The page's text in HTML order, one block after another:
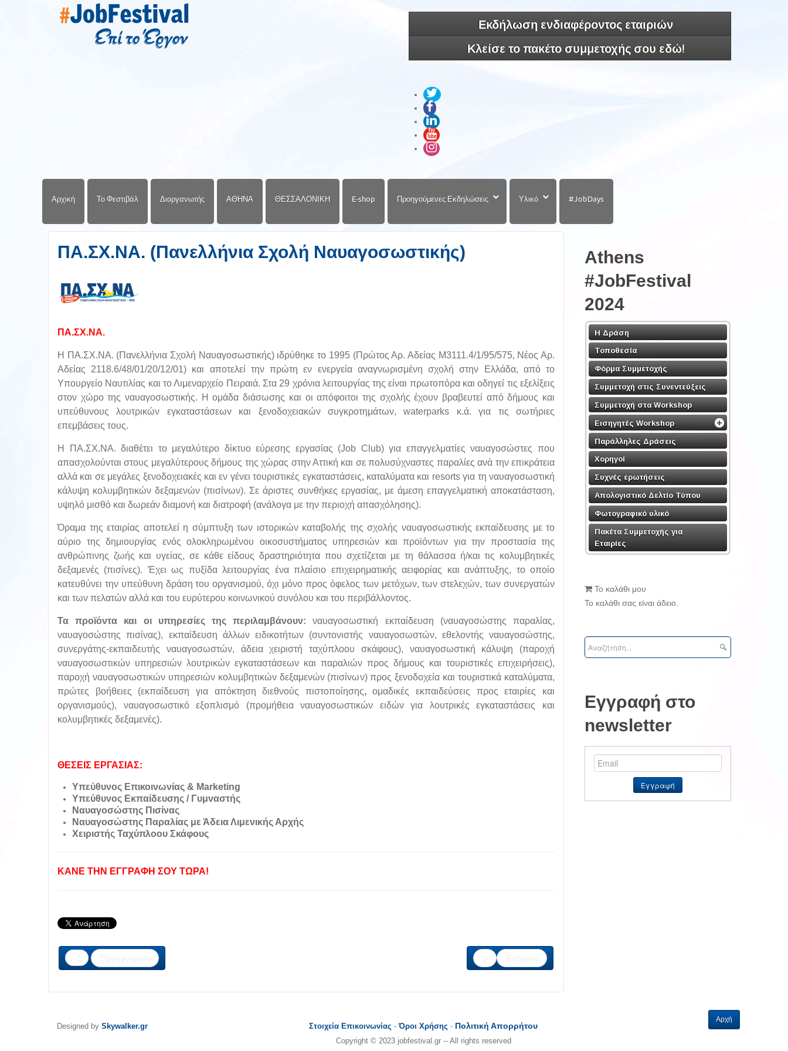
Εκδήλωση ενδιαφέροντος εταιριών
Κλείσε το πακέτο συμμετοχής σου εδώ!
Αρχική Το Φεστιβάλ Διοργανωτής ΑΘΗΝΑ ΘΕΣΣΑΛΟΝΙΚΗ E-shop Προηγούμενες Εκδηλώσεις Υλικό #JobDays
ΠΑ.ΣΧ.ΝΑ. (Πανελλήνια Σχολή Ναυαγοσωστικής)
ΠΑ.ΣΧ.ΝΑ.
Η ΠΑ.ΣΧ.ΝΑ. (Πανελλήνια Σχολή Ναυαγοσωστικής) ιδρύθηκε το 1995 (Πρώτος Αρ. Αδείας Μ3111.4/1/95/575, Νέος Αρ.
Αδείας 2118.6/48/01/20/12/01) και αποτελεί την πρώτη εν ενεργεία αναγνωρισμένη σχολή στην Ελλάδα, από το
Υπουργείο Ναυτιλίας και το Λιμεναρχείο Πειραιά. Στα 29 χρόνια λειτουργίας της είναι πρωτοπόρα και οδηγεί τις εξελίξεις
στον χώρο της ναυαγοσωστικής. Η ομάδα διάσωσης και οι απόφοιτοι της σχολής έχουν βραβευτεί από δήμους και
υπεύθυνους λουτρικών εγκαταστάσεων και ξενοδοχειακών συγκροτημάτων, waterparks κ.ά. για τις σωτήριες
επεμβάσεις τους.
Η ΠΑ.ΣΧ.ΝΑ. διαθέτει το μεγαλύτερο δίκτυο εύρεσης εργασίας (Job Club) για επαγγελματίες ναυαγοσώστες που
απασχολούνται στους μεγαλύτερους δήμους της χώρας στην Αττική και σε πολυσύχναστες παραλίες ανά την επικράτεια
αλλά και σε μεγάλες ξενοδοχειακές και εν γένει τουριστικές εγκαταστάσεις, καταλύματα και resorts για τη ναυαγοσωστική
κάλυψη κολυμβητικών δεξαμενών (πισίνων). Σε άριστες συνθήκες εργασίας, με άμεση επαγγελματική αποκατάσταση,
υψηλό μισθό και δωρεάν διαμονή και διατροφή (ανάλογα με την περιοχή απασχόλησης).
Όραμα της εταιρίας αποτελεί η σύμπτυξη των ιστορικών καταβολής της σχολής ναυαγοσωστικής εκπαίδευσης με το
αύριο της δημιουργίας ενός ολοκληρωμένου οικοσυστήματος υπηρεσιών και προϊόντων για την προστασία της
ανθρώπινης ζωής και υγείας, σε κάθε είδους δραστηριότητα που σχετίζεται με τη θάλασσα ή/και τις κολυμβητικές
δεξαμενές (πισίνες). Έχει ως πυξίδα λειτουργίας ένα πλαίσιο επιχειρηματικής αειφορίας και ανάπτυξης, το οποίο
κατευθύνει την υπεύθυνη δράση του οργανισμού, όχι μόνο προς όφελος των μετόχων, των στελεχών, των συνεργατών
και των πελατών αλλά και του ευρύτερου κοινωνικού συνόλου και του περιβάλλοντος.
Τα προϊόντα και οι υπηρεσίες της περιλαμβάνουν:ναυαγοσωστική εκπαίδευση (ναυαγοσώστης παραλίας,
ναυαγοσώστης πισίνας), εκπαίδευση άλλων ειδικοτήτων (συντονιστής ναυαγοσωστών, εθελοντής ναυαγοσώστης,
συνεργάτης-εκπαιδευτής ναυαγοσωστών, άδεια χειριστή ταχύπλοου σκάφους), ναυαγοσωστική κάλυψη (παροχή
ναυαγοσωστικών υπηρεσιών λουτρικών εγκαταστάσεων και παραλιών προς δήμους και τουριστικές επιχειρήσεις),
παροχή ναυαγοσωστικών υπηρεσιών κολυμβητικών δεξαμενών (πισίνων) προς ξενοδοχεία και τουριστικά καταλύματα,
πρώτες βοήθειες (εκπαίδευση για απόκτηση διεθνούς πιστοποίησης,ομαδικές εκπαιδεύσεις προς εταιρίες και
οργανισμούς), ναυαγοσωστικό εξοπλισμό (προμήθεια ναυαγοσωστικών ειδών για λουτρικές εγκαταστάσεις και
κολυμβητικές δεξαμενές).
ΘΕΣΕΙΣ ΕΡΓΑΣΙΑΣ:
Υπεύθυνος Επικοινωνίας & Marketing
Υπεύθυνος Εκπαίδευσης / Γυμναστής
Ναυαγοσώστης Πισίνας
Ναυαγοσώστης Παραλίας με Άδεια Λιμενικής Αρχής
Χειριστής Ταχύπλοου Σκάφους
ΚΑΝΕ ΤΗΝ ΕΓΓΡΑΦΗ ΣΟΥ ΤΩΡΑ!
Προηγούμενο Επόμενο
Athens
#JobFestival
2024
Η Δράση
Τοποθεσία
Φόρμα Συμμετοχής
Συμμετοχή στις Συνεντεύξεις
Συμμετοχή στα Workshop
Εισηγητές Workshop
Παράλληλες Δράσεις
Χορηγοί
Συχνές ερωτήσεις
Απολογιστικό Δελτίο Τύπου
Φωτογραφικό υλικό
Πακέτα Συμμετοχής για
Εταιρίες
Το καλάθι μου
Το καλάθι σας είναι άδειο.
Εγγραφή στο
newsletter
Designed by Skywalker.gr Στοιχεία Επικοινωνίας -Όροι Χρήσης - Πολιτική Απορρήτου
Copyright © 2023 jobfestival.gr -- All rights reserved
Αρχή